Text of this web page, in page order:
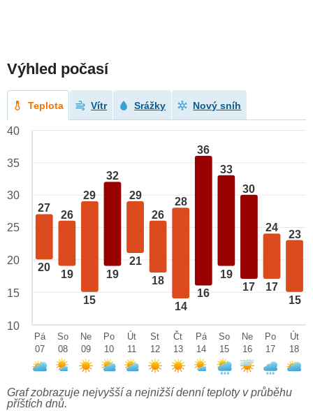
Výhled počasí
Teplota Vítr Srážky Nový sníh
27
20
26
19
29
15
32
19
29
21
26
18
28
14
36
16
33
19
30
17
24
17
23
15
40
35
30
25
20
15
10
Pá
07
So
08
Ne
09
Po
10
Út
11
St
12
Čt
13
Pá
14
So
15
Ne
16
Po
17
Út
18
Graf zobrazuje nejvyšší a nejnižší denní teploty v průběhu
příštích dnů.